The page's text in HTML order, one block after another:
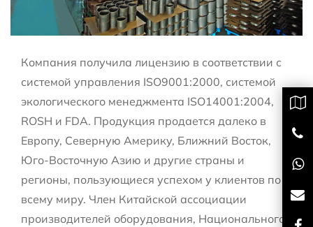
Компания получила лицензию в соответствии с
системой управления ISO9001:2000, системой
экологического менеджмента ISO14001:2004,
ROSH и FDA. Продукция продается далеко в
Европу, Северную Америку, Ближний Восток,
Юго-Восточную Азию и другие страны и
регионы, пользующиеся успехом у клиентов по
всему миру. Член Китайской ассоциации
производителей оборудования, Национального